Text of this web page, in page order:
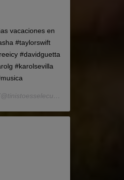
vacaciones en
#taylorswift
#davidguetta
#karolsevilla
le